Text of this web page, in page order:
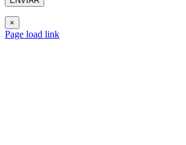
×
Page load link